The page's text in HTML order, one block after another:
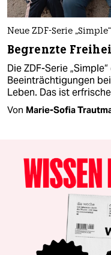
Neue ZDF-Serie „Simple“
Begrenzte
Die ZDF-Serie
Beeinträchtigungen
Leben. Das ist
Von Marie-Sofia